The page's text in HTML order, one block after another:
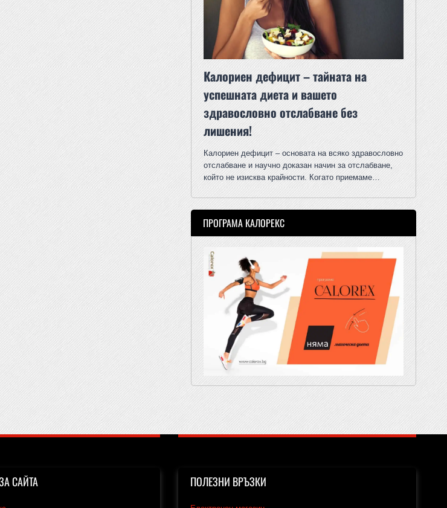
Калориен дефицит – тайната на
успешната диета и вашето
здравословно отслабване без
лишения!
Калориен дефицит – основата на всяко здравословно
отслабване и научно доказан начин за отслабване,
който не изисква крайности. Когато приемаме…
ПРОГРАМА КАЛОРЕКС
САЙТА ПОЛЕЗНИ ВРЪЗКИ